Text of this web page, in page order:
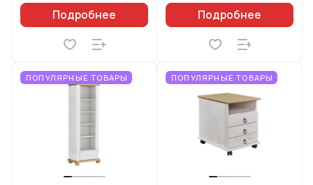
Подробнее
Подробнее
ПОПУЛЯРНЫЕ ТОВАРЫ ПОПУЛЯРНЫЕ ТОВАРЫ